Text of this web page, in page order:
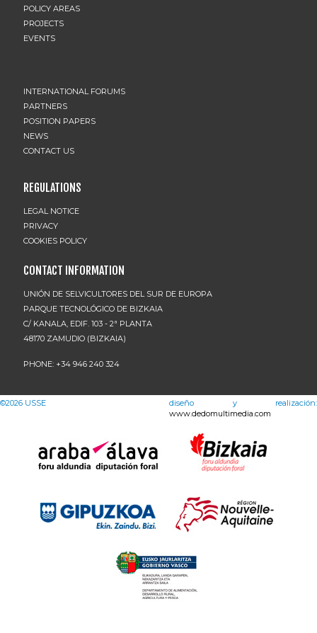
POLICY AREAS
PROJECTS
EVENTS
INTERNATIONAL FORUMS
PARTNERS
POSITION PAPERS
NEWS
CONTACT US
REGULATIONS
LEGAL NOTICE
PRIVACY
COOKIES POLICY
CONTACT INFORMATION
UNIÓN DE SELVICULTORES DEL SUR DE EUROPA
PARQUE TECNOLÓGICO DE BIZKAIA
C/ KANALA, EDIF. 103 - 2ª PLANTA
48170 ZAMUDIO (BIZKAIA)
PHONE: +34 946 240 324
©2026 USSE
diseño y realización:
www.dedomultimedia.com